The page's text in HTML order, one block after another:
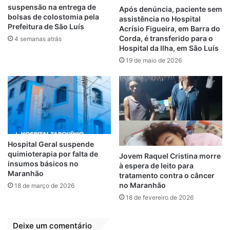
comprados e incorporados definitivamente
ao patrimônio do Município.
A informação sobre o estado de
conservação das ambulâncias foi divulgada
através do Sindicato dos Funcionários e
Servidores Municipais (Sinfusp) de São
Luís. Além dos automóveis, os servidores
também cobram recomposição salarial e
pressionam a Semus por problemas de
ordem material e de pessoal, como falta de
reajuste dos salários.
Braide Contrato
suspensão na entrega de
bolsas de colostomia pela
Prefeitura de São Luís
4 semanas atrás
Após denúncia, paciente sem
assistência no Hospital
Acrísio Figueira, em Barra do
Corda, é transferido para o
Hospital da Ilha, em São Luís
19 de maio de 2026
Hospital Geral suspende
quimioterapia por falta de
insumos básicos no
Maranhão
18 de março de 2026
Jovem Raquel Cristina morre
à espera de leito para
tratamento contra o câncer
no Maranhão
18 de fevereiro de 2026
Deixe um comentário